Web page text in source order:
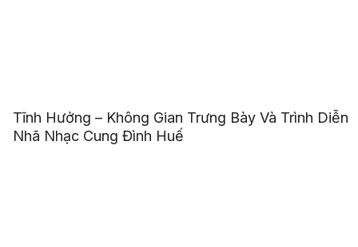
Tĩnh Hưởng – Không Gian Trưng Bày Và Trình Diễn
Nhã Nhạc Cung Đình Huế